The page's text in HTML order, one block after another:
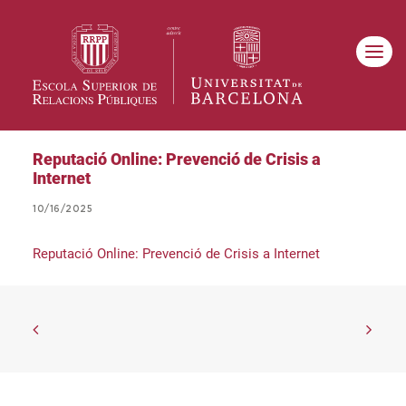
Reputació Online: Prevenció de Crisis a
Internet
10/16/2025
Reputació Online: Prevenció de Crisis a Internet